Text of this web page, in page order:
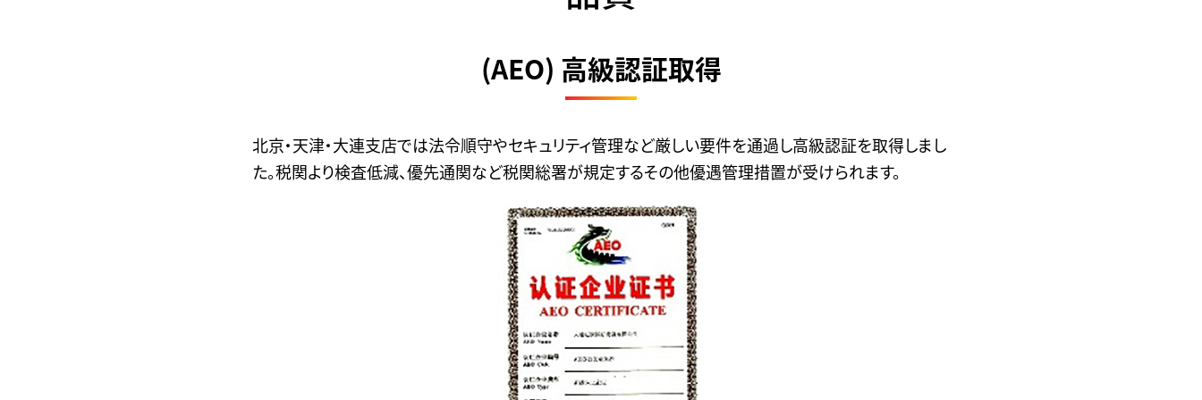
(AEO) 高級認証取得
北京・天津・大連支店では法令順守やセキュリティ管理など厳しい要件を通過し高級認証を取得しまし
た。税関より検査低減、優先通関など税関総署が規定するその他優遇管理措置が受けられます。